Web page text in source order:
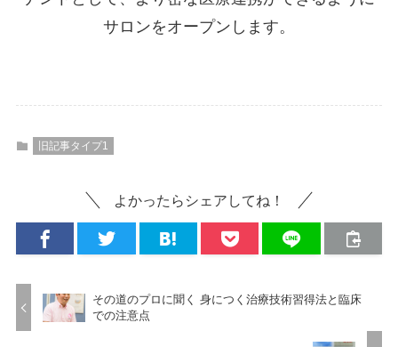
サロンをオープンします。
旧記事タイプ1
よかったらシェアしてね！
その道のプロに聞く 身につく治療技術習得法と臨床
での注意点